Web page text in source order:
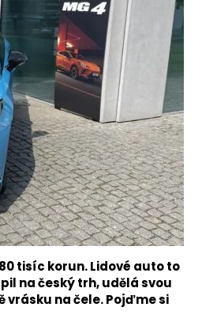
tisíc korun. Lidové auto to
na český trh, udělá svou
na čele. Pojďme si